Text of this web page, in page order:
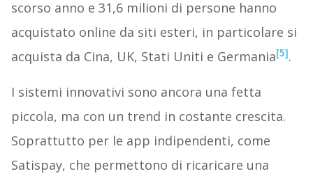
scorso anno e 31,6 milioni di persone hanno
acquistato online da siti esteri, in particolare si
acquista da Cina, UK, Stati Uniti e Germania[5].
I sistemi innovativi sono ancora una fetta
piccola, ma con un trend in costante crescita.
Soprattutto per le app indipendenti, come
Satispay, che permettono di ricaricare una